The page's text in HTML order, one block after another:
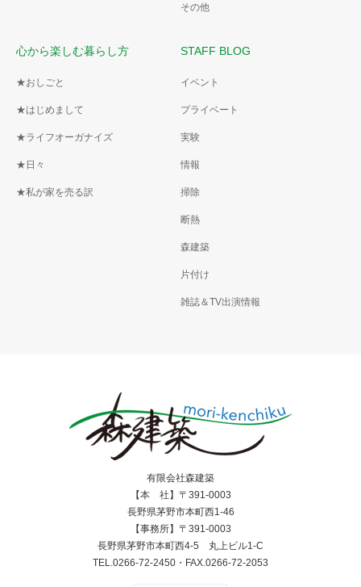
その他
心から楽しむ暮らし方
★おしごと
★はじめまして
★ライフオーガナイズ
★日々
★私が家を売る訳
STAFF BLOG
イベント
プライベート
実験
情報
掃除
断熱
森建築
片付け
雑誌＆TV出演情報
有限会社森建築
【本 社】〒391-0003
長野県茅野市本町西1-46
【事務所】〒391-0003
長野県茅野市本町西4-5 丸上ビル1-C
TEL.0266-72-2450・FAX.0266-72-2053